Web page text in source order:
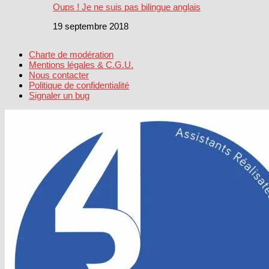
Oups ! Je ne suis pas bilingue anglais
19 septembre 2018
Charte de modération
Mentions légales & C.G.U.
Nous contacter
Politique de confidentialité
Signaler un bug